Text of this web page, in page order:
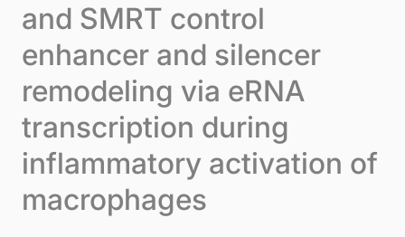
and SMRT control
enhancer and silencer
remodeling via eRNA
transcription during
inflammatory activation of
macrophages